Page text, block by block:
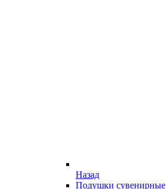
Назад
Подушки сувенирные